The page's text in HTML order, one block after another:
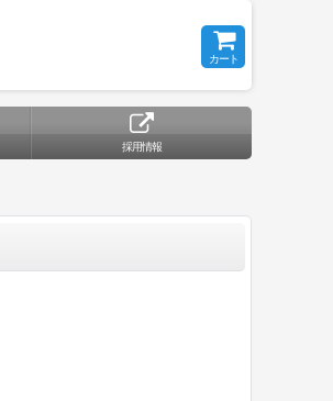
カート
採用情報